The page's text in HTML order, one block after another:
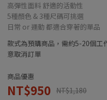
高彈性面料 舒適的活動性
5種顏色 & 3種尺碼可挑選
日常 or 運動 都適合穿著的單品
款式為預購商品，需約5-20個工
意取消訂單
商品優惠
NT$950 NT$1,180